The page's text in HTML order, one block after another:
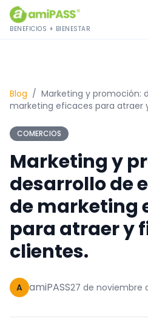
Saltar al contenido
BENEFICIOS + BIENESTAR
Blog / Marketing y promoción:
marketing eficaces para atraer
COMERCIOS
Marketing y
desarrollo de
de marketing
para atraer y
clientes.
A amiPASS27 de noviembre